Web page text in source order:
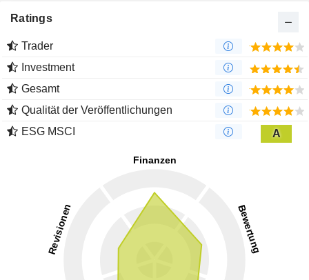
Ratings
Trader
Investment
Gesamt
Qualität der Veröffentlichungen
ESG MSCI
A